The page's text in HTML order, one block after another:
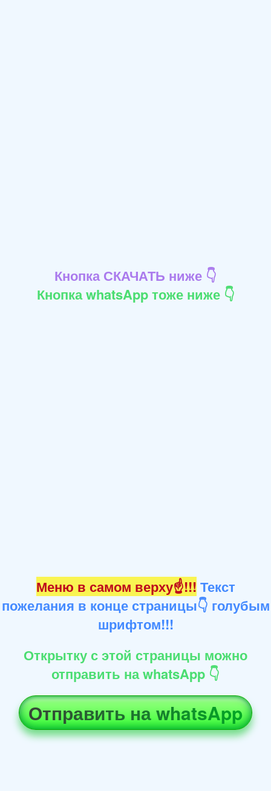
Кнопка СКАЧАТЬ ниже 👇
Кнопка whatsApp тоже ниже 👇
Меню в самом верху☝!!! Текст
пожелания в конце страницы👇 голубым
шрифтом!!!
Открытку с этой страницы можно
отправить на whatsApp 👇
Отправить на whatsApp